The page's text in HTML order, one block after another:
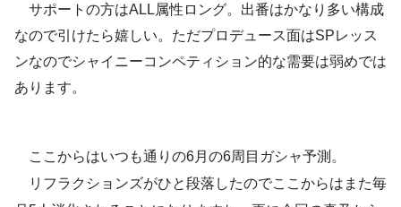
サポートの方はALL属性ロング。出番はかなり多い構成
なので引けたら嬉しい。ただプロデュース面はSPレッス
ンなのでシャイニーコンペティション的な需要は弱めでは
あります。
ここからはいつも通りの6月の6周目ガシャ予測。
リフラクションズがひと段落したのでここからはまた毎